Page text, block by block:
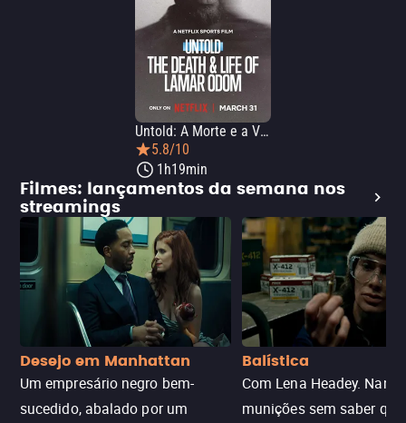
Untold: A Morte e a Vida de Lamar Odom
5.8/10
1h19min
Filmes: lançamentos da semana nos
streamings
Desejo em Manhattan
Um empresário negro bem-
sucedido, abalado por um
Balística
Com Lena Headey.
munições sem saber